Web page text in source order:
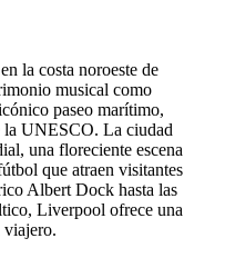
la costa noroeste de
musical como
paseo marítimo,
la UNESCO. La ciudad
una floreciente escena
que atraen visitantes
Albert Dock hasta las
Liverpool ofrece una
viajero.